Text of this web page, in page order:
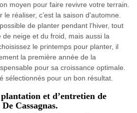
moyen pour faire revivre votre terrain.
réaliser, c’est la saison d'automne.
de planter pendant l’hiver, tout
neige et du froid, mais aussi la
le printemps pour planter, il
la première année de la
pour sa croissance optimale.
sélectionnés pour un bon résultat.
et d’entretien de
Cassagnas.